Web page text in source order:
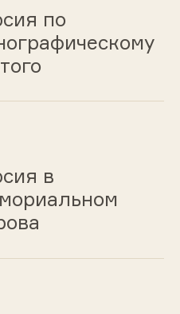
по
в